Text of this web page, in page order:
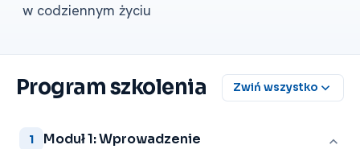
w codziennym życiu
Program szkolenia Zwiń wszystko
1 Moduł 1: Wprowadzenie